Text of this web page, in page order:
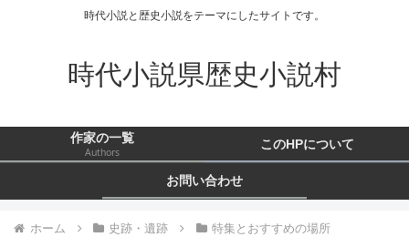
時代小説と歴史小説をテーマにしたサイトです。
時代小説県歴史小説村
作家の一覧
Authors
このHPについて
お問い合わせ
ホーム 史跡・遺跡 特集とおすすめの場所